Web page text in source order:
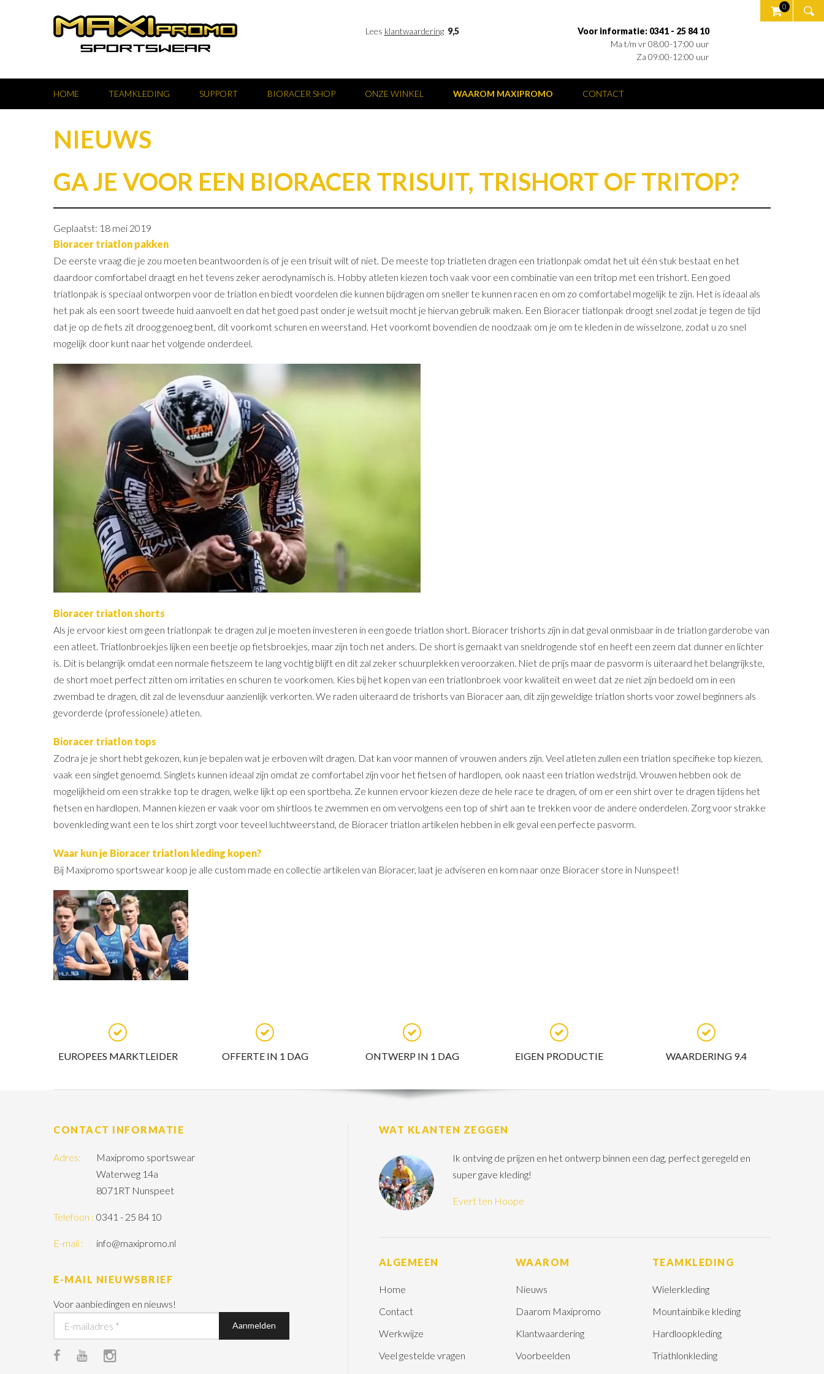
Lees klantwaardering 9,5
Voor informatie: 0341 - 25 84 10
Ma t/m vr 08:00-17:00 uur
Za 09:00-12:00 uur
0
HOME TEAMKLEDING SUPPORT BIORACER SHOP ONZE WINKEL WAAROM MAXIPROMO CONTACT
NIEUWS
GA JE VOOR EEN BIORACER TRISUIT, TRISHORT OF TRITOP?
Geplaatst: 18 mei 2019
Bioracer triatlon pakken
De eerste vraag die je zou moeten beantwoorden is of je een trisuit wilt of niet. De meeste top triatleten dragen een triatlonpak omdat het uit één stuk bestaat en het
daardoor comfortabel draagt en het tevens zeker aerodynamisch is. Hobby atleten kiezen toch vaak voor een combinatie van een tritop met een trishort. Een goed
triatlonpak is speciaal ontworpen voor de triatlon en biedt voordelen die kunnen bijdragen om sneller te kunnen racen en om zo comfortabel mogelijk te zijn. Het is ideaal als
het pak als een soort tweede huid aanvoelt en dat het goed past onder je wetsuit mocht je hiervan gebruik maken. Een Bioracer tiatlonpak droogt snel zodat je tegen de tijd
dat je op de fiets zit droog genoeg bent, dit voorkomt schuren en weerstand. Het voorkomt bovendien de noodzaak om je om te kleden in de wisselzone, zodat u zo snel
mogelijk door kunt naar het volgende onderdeel.
Bioracer triatlon shorts
Als je ervoor kiest om geen triatlonpak te dragen zul je moeten investeren in een goede triatlon short. Bioracer trishorts zijn in dat geval onmisbaar in de triatlon garderobe van
een atleet. Triatlonbroekjes lijken een beetje op fietsbroekjes, maar zijn toch net anders. De short is gemaakt van sneldrogende stof en heeft een zeem dat dunner en lichter
is. Dit is belangrijk omdat een normale fietszeem te lang vochtig blijft en dit zal zeker schuurplekken veroorzaken. Niet de prijs maar de pasvorm is uiteraard het belangrijkste,
de short moet perfect zitten om irritaties en schuren te voorkomen. Kies bij het kopen van een triatlonbroek voor kwaliteit en weet dat ze niet zijn bedoeld om in een
zwembad te dragen, dit zal de levensduur aanzienlijk verkorten. We raden uiteraard de trishorts van Bioracer aan, dit zijn geweldige triatlon shorts voor zowel beginners als
gevorderde (professionele) atleten.
Bioracer triatlon tops
Zodra je je short hebt gekozen, kun je bepalen wat je erboven wilt dragen. Dat kan voor mannen of vrouwen anders zijn. Veel atleten zullen een triatlon specifieke top kiezen,
vaak een singlet genoemd. Singlets kunnen ideaal zijn omdat ze comfortabel zijn voor het fietsen of hardlopen, ook naast een triatlon wedstrijd. Vrouwen hebben ook de
mogelijkheid om een ​​strakke top te dragen, welke lijkt op een sportbeha. Ze kunnen ervoor kiezen deze de hele race te dragen, of om er een shirt over te dragen tijdens het
fietsen en hardlopen. Mannen kiezen er vaak voor om shirtloos te zwemmen en om vervolgens een top of shirt aan te trekken voor de andere onderdelen. Zorg voor strakke
bovenkleding want een te los shirt zorgt voor teveel luchtweerstand, de Bioracer triatlon artikelen hebben in elk geval een perfecte pasvorm.
Waar kun je Bioracer triatlon kleding kopen?
Bij Maxipromo sportswear koop je alle custom made en collectie artikelen van Bioracer, laat je adviseren en kom naar onze Bioracer store in Nunspeet!
EUROPEES MARKTLEIDER OFFERTE IN 1 DAG ONTWERP IN 1 DAG EIGEN PRODUCTIE WAARDERING 9.4
CONTACT INFORMATIE
Adres:
Maxipromo sportswear
Waterweg 14a
8071RT Nunspeet
Telefoon : 0341 - 25 84 10
E-mail : info@maxipromo.nl
E-MAIL NIEUWSBRIEF
Voor aanbiedingen en nieuws!
WAT KLANTEN ZEGGEN
Ik ontving de prijzen en het ontwerp binnen een dag, perfect geregeld en
super gave kleding!
Evert ten Hoope
ALGEMEEN
Home
Contact
Werkwijze
Veel gestelde vragen
WAAROM
Nieuws
Daarom Maxipromo
Klantwaardering
Voorbeelden
TEAMKLEDING
Wielerkleding
Mountainbike kleding
Hardloopkleding
Triathlonkleding